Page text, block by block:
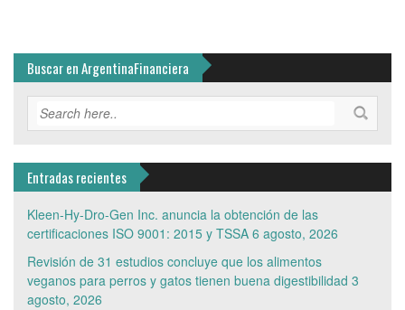
Buscar en ArgentinaFinanciera
Entradas recientes
Kleen-Hy-Dro-Gen Inc. anuncia la obtención de las
certificaciones ISO 9001: 2015 y TSSA 6 agosto, 2026
Revisión de 31 estudios concluye que los alimentos
veganos para perros y gatos tienen buena digestibilidad 3
agosto, 2026